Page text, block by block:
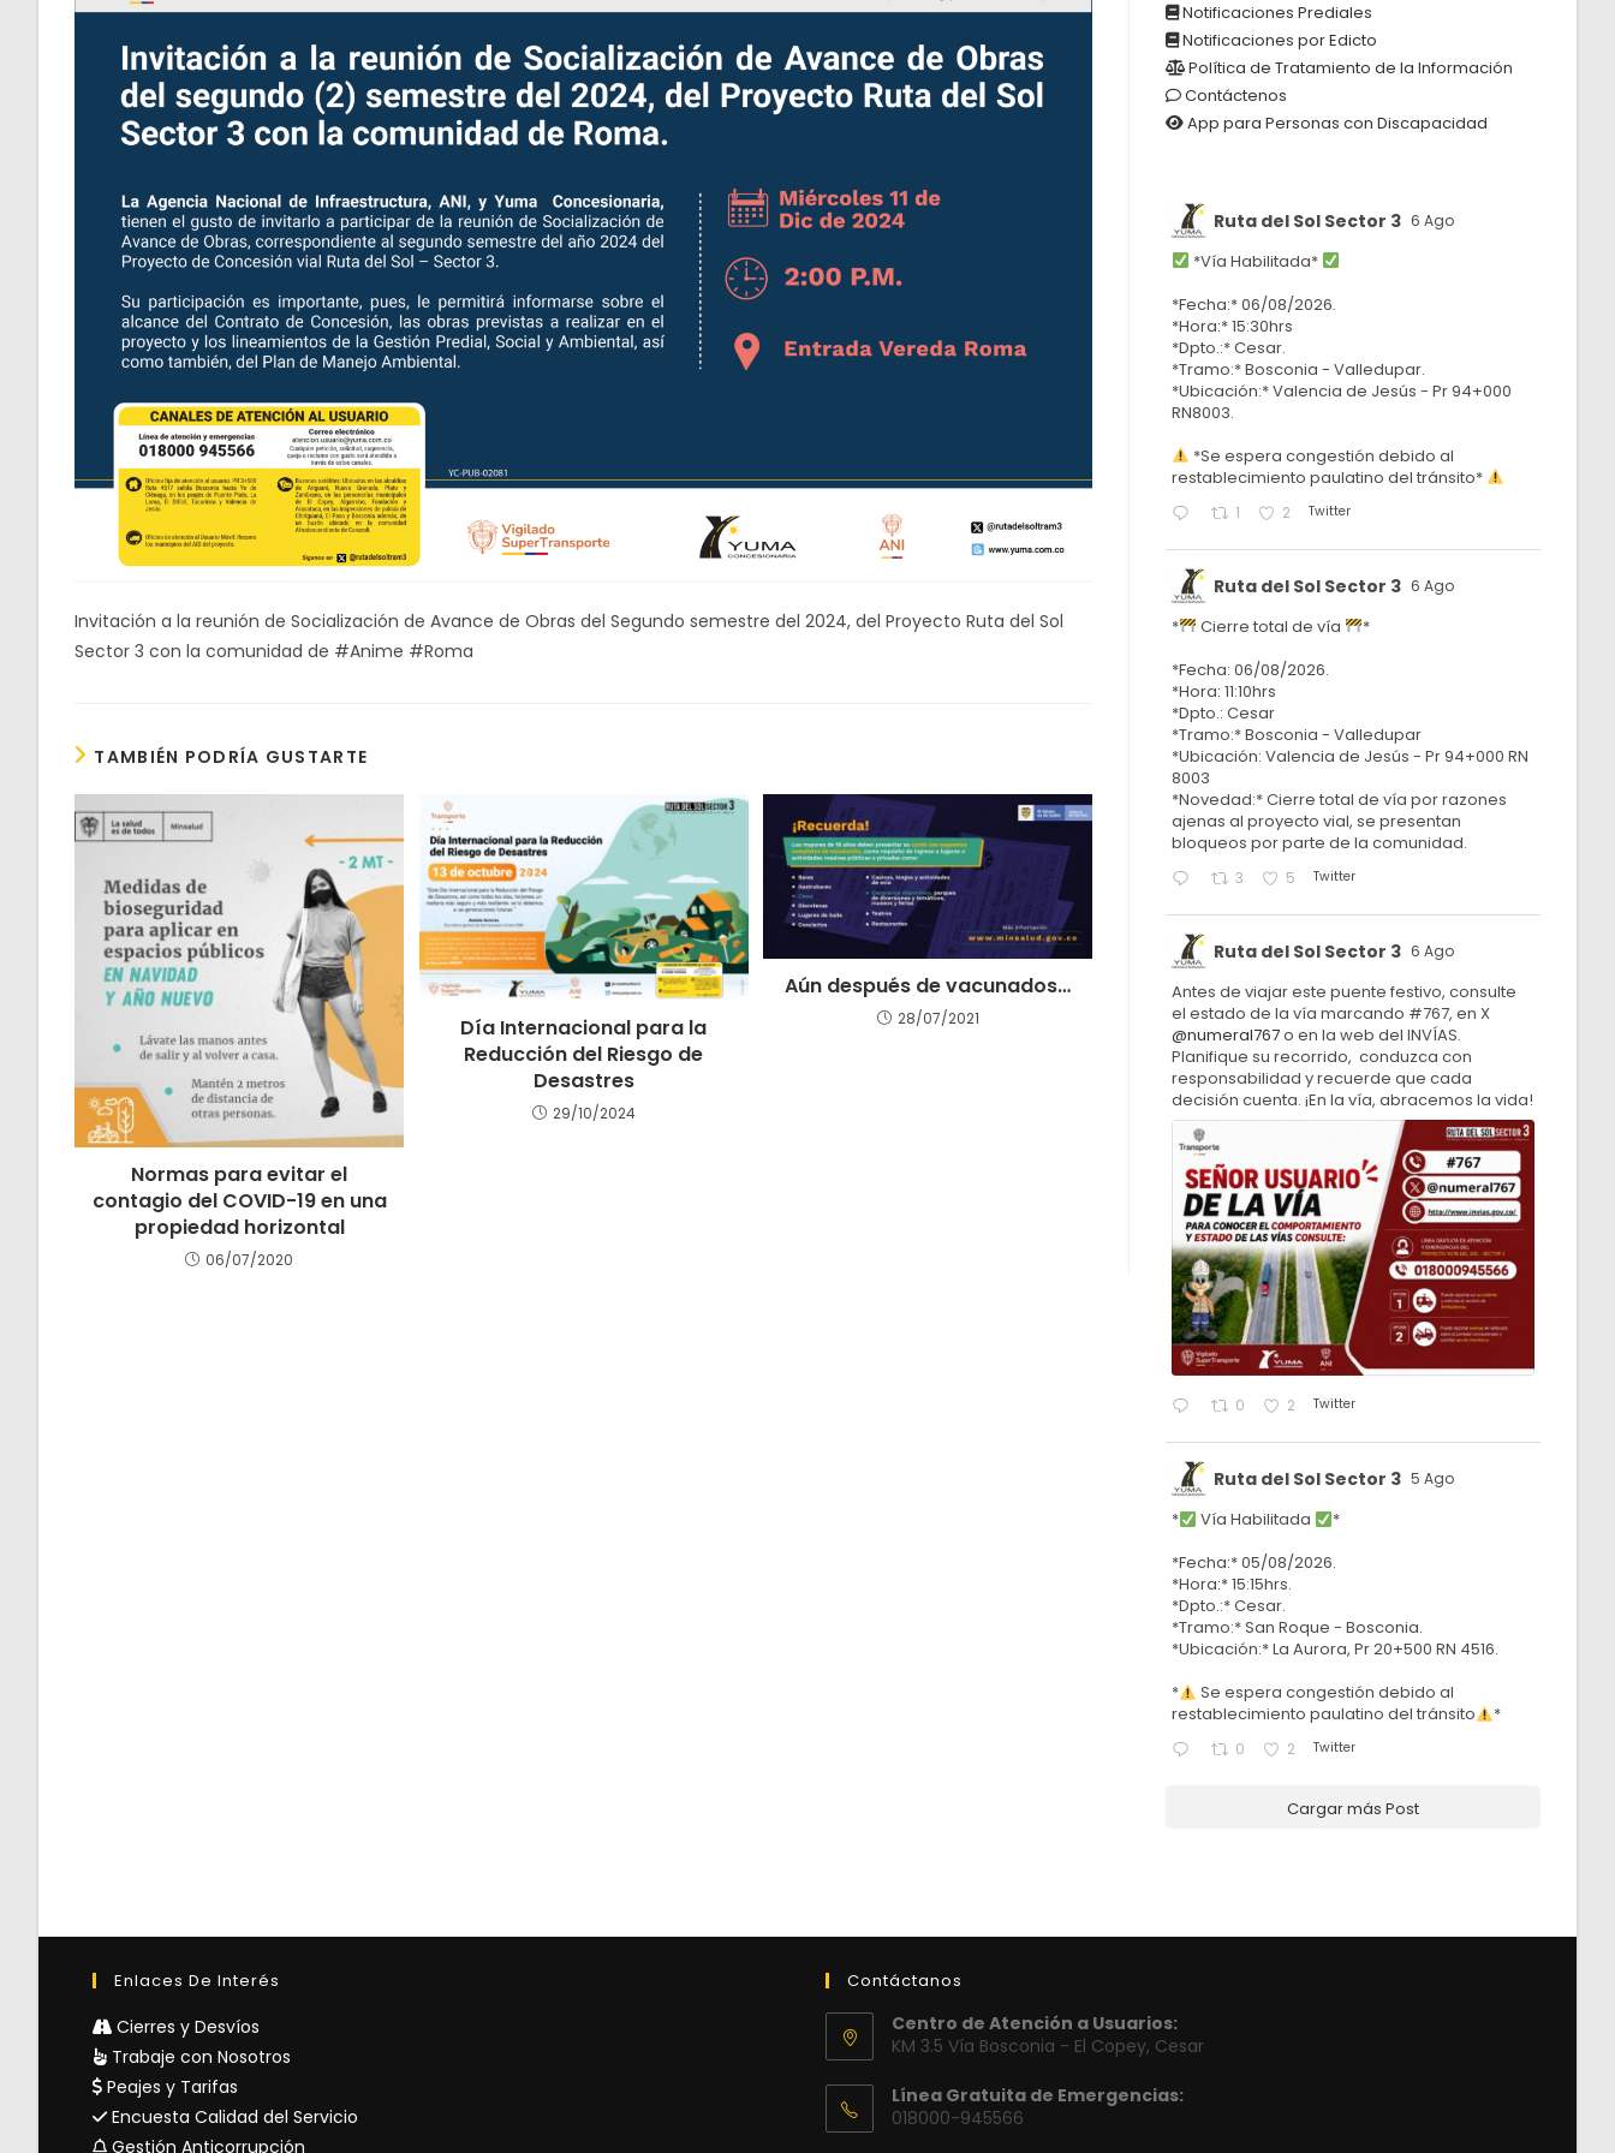
Invitación a la reunión de Socialización de Avance de Obras del Segundo semestre del 2024, del Proyecto Ruta del Sol
Sector 3 con la comunidad de #Anime #Roma
TAMBIÉN PODRÍA GUSTARTE
Normas para evitar el
contagio del COVID-19 en una
propiedad horizontal
06/07/2020
Día Internacional para la
Reducción del Riesgo de
Desastres
29/10/2024
Aún después de vacunados…
28/07/2021
Notificaciones Prediales
Notificaciones por Edicto
Política de Tratamiento de la Información
Contáctenos
App para Personas con Discapacidad
Ruta del Sol Sector 3 6 Ago
*Vía Habilitada*
*Fecha:* 06/08/2026.
*Hora:* 15:30hrs
*Dpto.:* Cesar.
*Tramo:* Bosconia - Valledupar.
*Ubicación:* Valencia de Jesús - Pr 94+000
RN8003.
*Se espera congestión debido al
restablecimiento paulatino del tránsito*
1 2 Twitter
Ruta del Sol Sector 3 6 Ago
* Cierre total de vía
*
*Fecha: 06/08/2026.
*Hora: 11:10hrs
*Dpto.: Cesar
*Tramo:* Bosconia - Valledupar
*Ubicación: Valencia de Jesús - Pr 94+000 RN
8003
*Novedad:* Cierre total de vía por razones
ajenas al proyecto vial, se presentan
bloqueos por parte de la comunidad.
3 5 Twitter
Ruta del Sol Sector 3 6 Ago
Antes de viajar este puente festivo, consulte
el estado de la vía marcando #767, en X
@numeral767o en la web del INVÍAS.
Planifique su recorrido, conduzca con
responsabilidad y recuerde que cada
decisión cuenta. ¡En la vía, abracemos la vida!
0 2 Twitter
Ruta del Sol Sector 3 5 Ago
* Vía Habilitada
*
*Fecha:* 05/08/2026.
*Hora:* 15:15hrs.
*Dpto.:* Cesar.
*Tramo:* San Roque - Bosconia.
*Ubicación:* La Aurora, Pr 20+500 RN 4516.
*
Se espera congestión debido al
restablecimiento paulatino del tránsito
*
0 2 Twitter
Cargar más Post
Enlaces De Interés
Cierres y Desvíos
Trabaje con Nosotros
Peajes y Tarifas
Encuesta Calidad del Servicio
Gestión Anticorrupción
Contáctanos
Centro de Atención a Usuarios:
KM 3.5 Vía Bosconia - El Copey, Cesar
Línea Gratuita de Emergencias:
018000-945566